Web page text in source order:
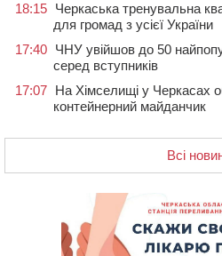
18:15 Черкаська тренувальна
для громад з усієї України
17:40 ЧНУ увійшов до 50
серед вступників
17:07 На Хімселищі у Черкасах
контейнерний майданчик
пацієнтці замінили
16:00 У Черкаському
електростанцію за понад
У Київській області
фронті жителем
Всі